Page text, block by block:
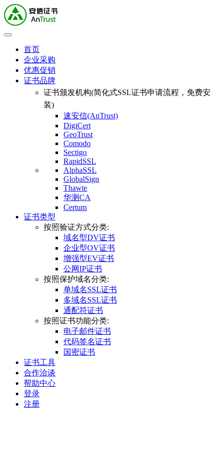
首页
企业采购
优惠促销
证书品牌
证书颁发机构(简化式SSL证书申请流程，免费安
装)
速安信(AnTrust)
DigiCert
GeoTrust
Comodo
Sectigo
RapidSSL
AlphaSSL
GlobalSign
Thawte
华测CA
Certum
证书类型
按照验证方式分类:
域名型DV证书
企业型OV证书
增强型EV证书
公网IP证书
按照保护域名分类:
单域名SSL证书
多域名SSL证书
通配符证书
按照证书功能分类:
电子邮件证书
代码签名证书
国密证书
证书工具
合作洽谈
帮助中心
登录
注册